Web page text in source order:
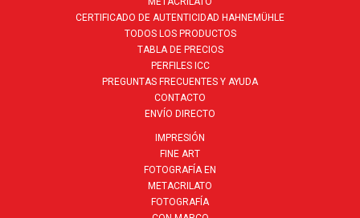
CERTIFICADO DE AUTENTICIDAD HAHNEMÜHLE
TODOS LOS PRODUCTOS
TABLA DE PRECIOS
PERFILES ICC
PREGUNTAS FRECUENTES Y AYUDA
CONTACTO
ENVÍO DIRECTO
IMPRESIÓN
FINE ART
FOTOGRAFÍA EN
METACRILATO
FOTOGRAFÍA